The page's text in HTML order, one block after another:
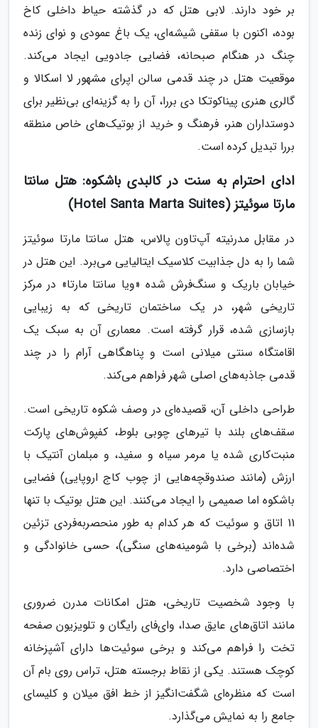
بر خود دارند. لابی هتل که در گذشته حیاط داخلی کاخ
بوده، اکنون با سقفی شیشه‌ای، یک باغ عمودی و نوای زنده
چنگ در هنگام صبحانه، فضایی جادویی ایجاد می‌کند.
موقعیت هتل در چند قدمی سالن اپرای مشهور لا اسکالا و
گالری هنری پیناکوتکا دی بررا، آن را به گزینه‌ای بی‌نظیر برای
دوستداران هنر، فرهنگ و خرید از بوتیک‌های خاص منطقه
بررا تبدیل کرده است.
ادای احترام به سنت در کالبدی باشکوه: هتل سانتا
مارتا سوئیتز (Hotel Santa Marta Suites)
در مقابل مدرنیته آپ‌تاون پالاس، هتل سانتا مارتا سوئیتز
شما را به دل جذابیت کلاسیک ایتالیایی می‌برد. این هتل در
خیابان باریک و سنگ‌فرش شده «ویا سانتا مارتا» در مرکز
تاریخی شهر، در یک ساختمان تاریخی که به زیبایی
بازسازی شده، قرار گرفته است. معماری آن به سبک یک
اقامتگاه سنتی میلانی است و پناهگاهی آرام را در چند
قدمی جاذبه‌های اصلی شهر فراهم می‌کند.
طراحی داخلی آن، قصیده‌ای در وصف شکوه تاریخی است.
سقف‌های بلند با تیرهای چوبی بلوط، کفپوش‌های پارکت
منبت‌کاری شده یا مرمر سیاه و سفید، و مبلمان آنتیک با
ارزش (مانند صندوقچه‌هایی از چوب کاج اروپایی) فضایی
باشکوه اما صمیمی را ایجاد می‌کنند. این هتل بوتیک با تنها
11 اتاق و سوئیت که هر کدام به طور منحصربه‌فردی تزئین
شده‌اند (برخی با شومینه‌های سنگی)، حسی خانوادگی و
اختصاصی دارد.
با وجود شخصیت تاریخی، هتل امکانات مدرن ضروری
مانند اتاق‌های عایق صدا، وای‌فای رایگان و تلویزیون صفحه
تخت را فراهم می‌کند و برخی سوئیت‌ها دارای آشپزخانه
کوچک هستند. یکی از نقاط برجسته هتل، تراس روی بام آن
است که منظره‌ای شگفت‌انگیز از خط افق میلان و کلیسای
جامع را به نمایش می‌گذارد.